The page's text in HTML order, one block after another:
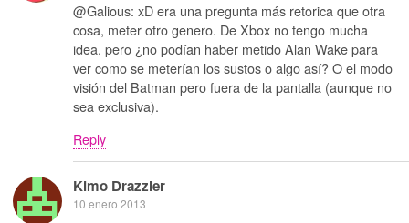
@Galious: xD era una pregunta más retorica que otra
cosa, meter otro genero. De Xbox no tengo mucha
idea, pero ¿no podían haber metido Alan Wake para
ver como se meterían los sustos o algo así? O el modo
visión del Batman pero fuera de la pantalla (aunque no
sea exclusiva).
Reply
Kimo Drazzler
10 enero 2013